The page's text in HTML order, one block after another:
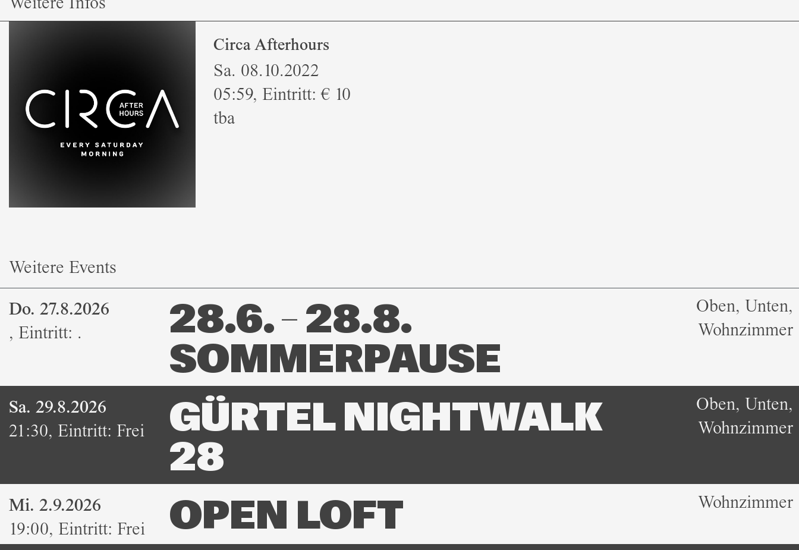
Circa Afterhours
Sa. 08.10.2022
05:59, Eintritt: € 10
tba
Weitere Events
Do. 27.8.2026
, Eintritt: .
28.6. – 28.8.
SOMMERPAUSE
Oben, Unten,
Wohnzimmer
Sa. 29.8.2026
21:30, Eintritt: Frei
GÜRTEL NIGHTWALK
28
Oben, Unten,
Wohnzimmer
Mi. 2.9.2026
19:00, Eintritt: Frei OPEN LOFT Wohnzimmer